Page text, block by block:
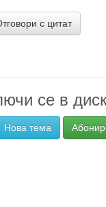
с цитат
се в
Нова тема